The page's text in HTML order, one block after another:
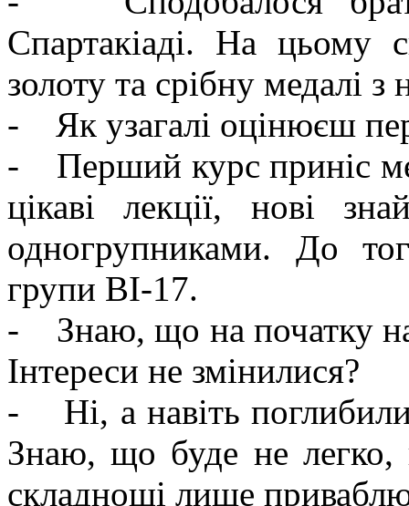
Спартакіаді. На цьому
золоту та срібну медалі з
- Як узагалі оцінюєш
- Перший курс приніс
цікаві лекції, нові
одногрупниками. До
групи ВІ-17.
- Знаю, що на початку
Інтереси не змінилися?
- Ні, а навіть
Знаю, що буде не легко,
складнощі лише